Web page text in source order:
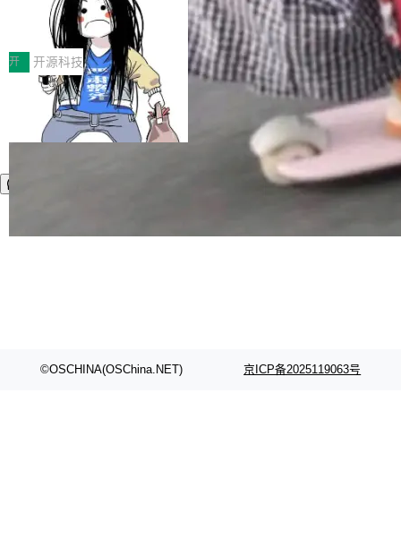
理两个方面，让用户的每一份算力都看得清、管
得住、用得稳、省得下、更安全！ 一、从现在开
始，Token使用一目...
作者）、Quoc Le（Google 大脑核心成员，Se
q2Seq 和 DocAI 的共同发明人）以及 Oriol Vin
yals（Gemini 联合负责人，AlphaSta...
耳科技研发的企业级终端编码智能体——一位全
中文驱动的数字员工，自主理解需求、规划步
骤、编写代码。不挑模型、不挑平台，curl 一行
装完即用。 开源地址：Gitee · GitCode · GitHu
b 安装 支持 Java 8+（8~26）、macOS / Linu
x / Windows / Harmony PC。 # macOS / Linu
x / Harmony PC curl -fsSL https://solon.noea
让“代码语义理解”深度释放AI Coding
价值潜能：华为云码道（CodeArts）
代码仓技术解析
一、代码仓深度理解技术的作用与价值 在软件工
程实践中，代码仓是企业核心知识资产的主要载
体。企业级代码仓库通常包含数十万乃至数百万
个文件，其规模远超单次模型调用可承载的上下
文窗口。随着项目规模的持续扩张与代码历史的
不断累积，代码仓中的模块关系、接口契约、业
务逻辑等关键信息往往分散于数十乃至数百个文
件之中，形成高度复杂的知识关联网络。传统的
开 开源科技
©OSCHINA(OSChina.NET) 京ICP备2025119063号